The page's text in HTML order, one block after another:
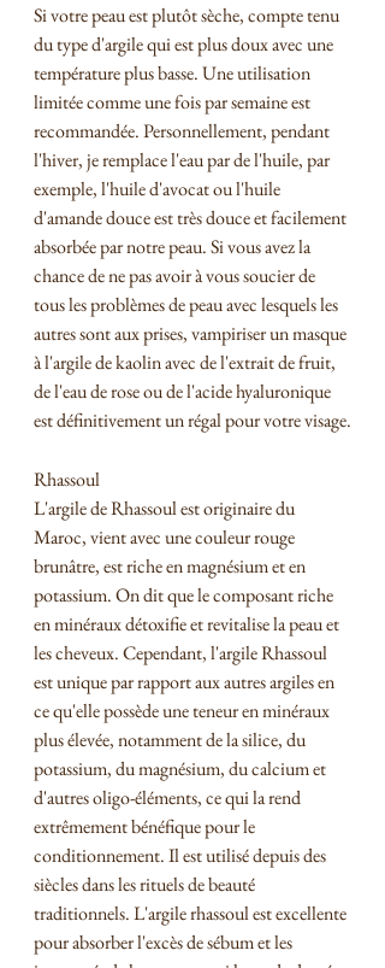
Si votre peau est plutôt sèche, compte tenu
du type d'argile qui est plus doux avec une
température plus basse. Une utilisation
limitée comme une fois par semaine est
recommandée. Personnellement, pendant
l'hiver, je remplace l'eau par de l'huile, par
exemple, l'huile d'avocat ou l'huile
d'amande douce est très douce et facilement
absorbée par notre peau. Si vous avez la
chance de ne pas avoir à vous soucier de
tous les problèmes de peau avec lesquels les
autres sont aux prises, vampiriser un masque
à l'argile de kaolin avec de l'extrait de fruit,
de l'eau de rose ou de l'acide hyaluronique
est définitivement un régal pour votre visage.
Rhassoul
L'argile de Rhassoul est originaire du
Maroc, vient avec une couleur rouge
brunâtre, est riche en magnésium et en
potassium. On dit que le composant riche
en minéraux détoxifie et revitalise la peau et
les cheveux. Cependant, l'argile Rhassoul
est unique par rapport aux autres argiles en
ce qu'elle possède une teneur en minéraux
plus élevée, notamment de la silice, du
potassium, du magnésium, du calcium et
d'autres oligo-éléments, ce qui la rend
extrêmement bénéfique pour le
conditionnement. Il est utilisé depuis des
siècles dans les rituels de beauté
traditionnels. L'argile rhassoul est excellente
pour absorber l'excès de sébum et les